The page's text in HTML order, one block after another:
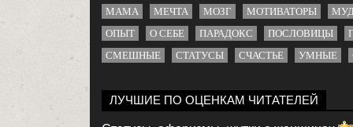
ОПЫТ
О СЕБЕ ПАРАДОКС ПОСЛОВИЦЫ
СМЕШНЫЕ
СТАТУСЫ СЧАСТЬЕ УМНЫЕ
Статусы, афоризмы, шутки о женщинах